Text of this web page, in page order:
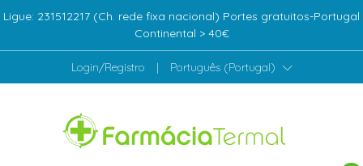
Ligue: 231512217 (Ch. rede fixa nacional) Portes gratuitos-Portugal
Continental > 40€
Login/Registro | Português (Portugal)